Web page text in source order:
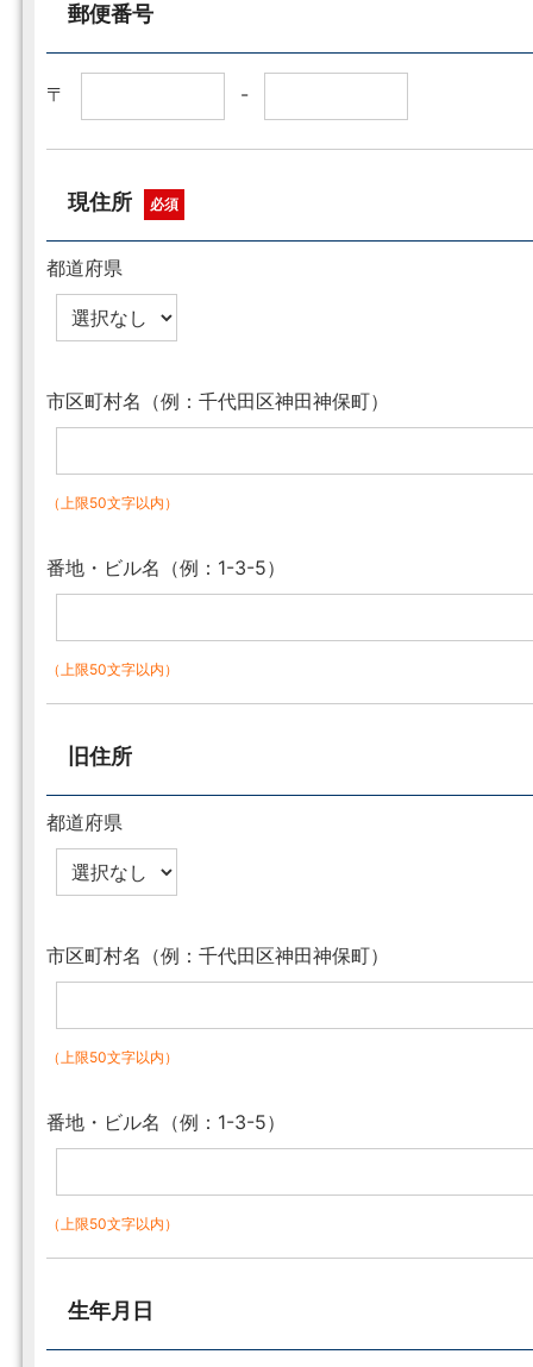
郵便番号
〒 -
現住所 必須
都道府県
市区町村名（例：千代田区神田神保町）
（上限50文字以内）
番地・ビル名（例：1-3-5）
（上限50文字以内）
旧住所
都道府県
市区町村名（例：千代田区神田神保町）
（上限50文字以内）
番地・ビル名（例：1-3-5）
（上限50文字以内）
生年月日